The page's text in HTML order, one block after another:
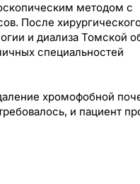
методом с
После
и диализа Томской
специальностей
хромофобной
и пациент